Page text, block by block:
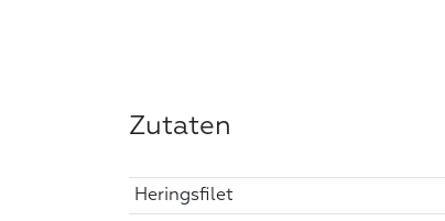
Zutaten
Heringsfilet